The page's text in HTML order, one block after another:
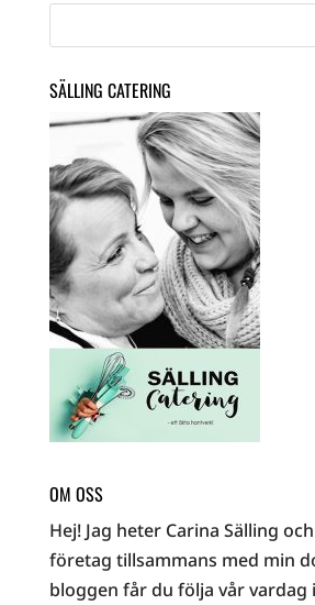
SÄLLING CATERING
OM OSS
Hej! Jag heter Carina Sälling
företag tillsammans med min
bloggen får du följa vår vardag i